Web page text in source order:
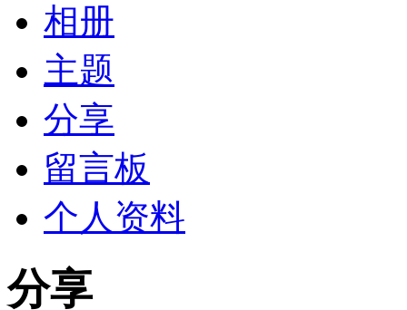
相册
主题
分享
留言板
个人资料
分享